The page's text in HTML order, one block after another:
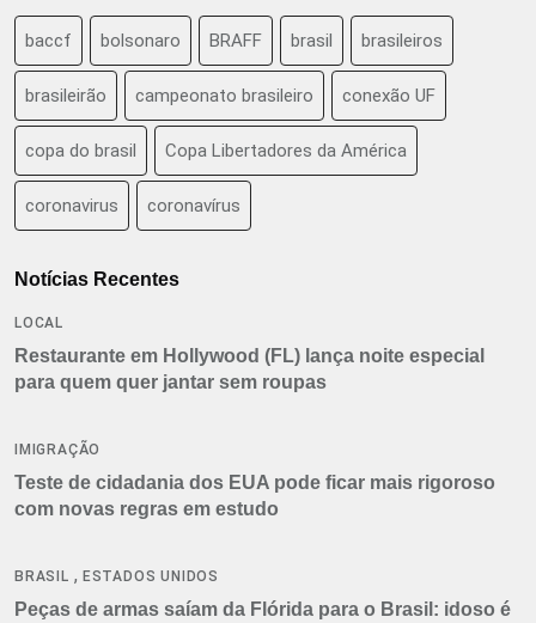
baccf bolsonaro BRAFF brasil brasileiros
brasileirão campeonato brasileiro conexão UF
copa do brasil Copa Libertadores da América
coronavirus coronavírus
Notícias Recentes
LOCAL
Restaurante em Hollywood (FL) lança noite especial
para quem quer jantar sem roupas
IMIGRAÇÃO
Teste de cidadania dos EUA pode ficar mais rigoroso
com novas regras em estudo
BRASIL , ESTADOS UNIDOS
Peças de armas saíam da Flórida para o Brasil: idoso é